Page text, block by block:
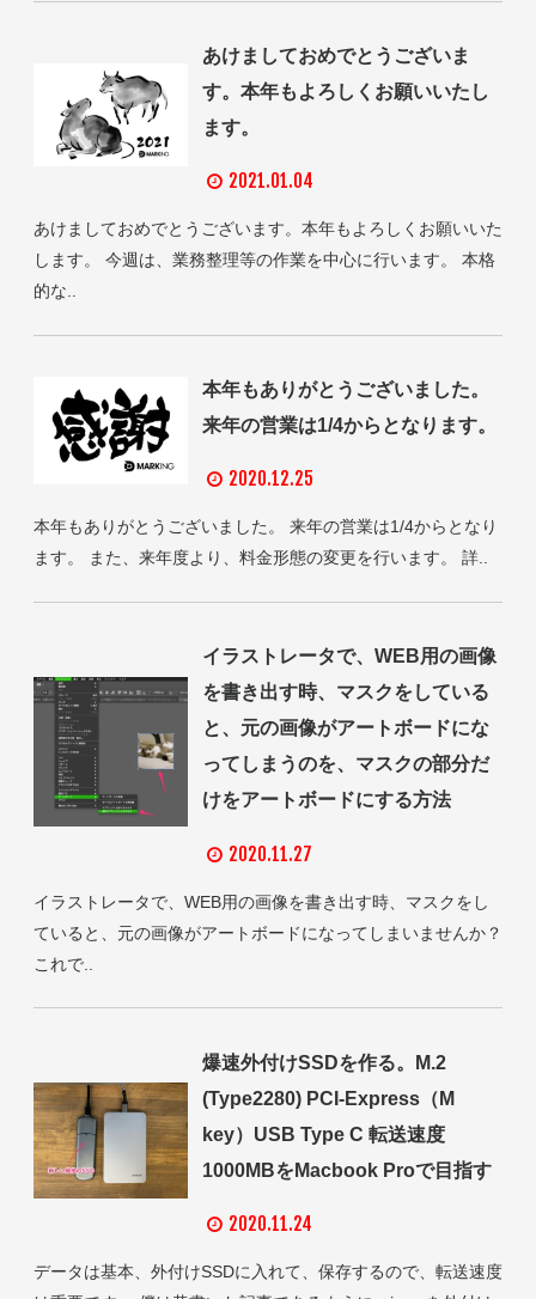
あけましておめでとうございま
す。本年もよろしくお願いいたし
ます。
2021.01.04
あけましておめでとうございます。本年もよろしくお願いいた
します。 今週は、業務整理等の作業を中心に行います。 本格
的な..
本年もありがとうございました。
来年の営業は1/4からとなります。
2020.12.25
本年もありがとうございました。 来年の営業は1/4からとなり
ます。 また、来年度より、料金形態の変更を行います。 詳..
イラストレータで、WEB用の画像
を書き出す時、マスクをしている
と、元の画像がアートボードにな
ってしまうのを、マスクの部分だ
けをアートボードにする方法
2020.11.27
イラストレータで、WEB用の画像を書き出す時、マスクをし
ていると、元の画像がアートボードになってしまいませんか？
これで..
爆速外付けSSDを作る。M.2
(Type2280) PCI-Express（M
key）USB Type C 転送速度
1000MBをMacbook Proで目指す
2020.11.24
データは基本、外付けSSDに入れて、保存するので、転送速度